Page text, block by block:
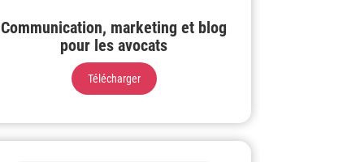
Communication, marketing et blog
pour les avocats
Télécharger